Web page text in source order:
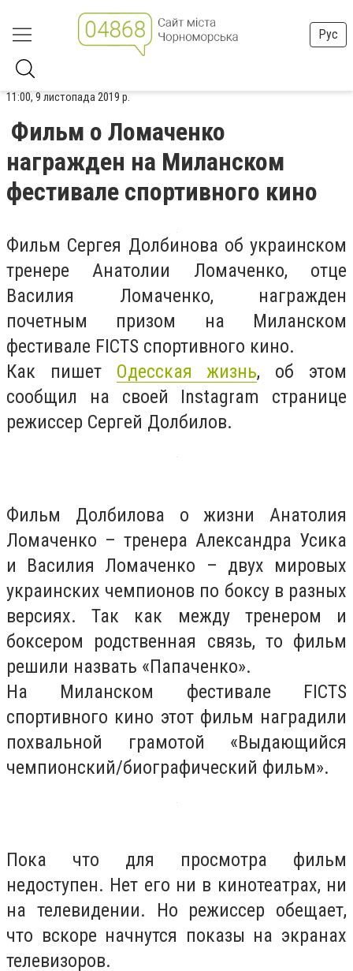
Рус
11:00, 9 листопада 2019 р.
Фильм о Ломаченко
награжден на Миланском
фестивале спортивного кино
Фильм Сергея Долбинова об украинском
тренере Анатолии Ломаченко, отце
Василия Ломаченко, награжден
почетным призом на Миланском
фестивале FICTS спортивного кино.
Как пишет Одесская жизнь, об этом
сообщил на своей Instagram странице
режиссер Сергей Долбилов.
Фильм Долбилова о жизни Анатолия
Ломаченко – тренера Александра Усика
и Василия Ломаченко – двух мировых
украинских чемпионов по боксу в разных
версиях. Так как между тренером и
боксером родственная связь, то фильм
решили назвать «Папаченко».
На Миланском фестивале FICTS
спортивного кино этот фильм наградили
похвальной грамотой «Выдающийся
чемпионский/биографический фильм».
Пока что для просмотра фильм
недоступен. Нет его ни в кинотеатрах, ни
на телевидении. Но режиссер обещает,
что вскоре начнутся показы на экранах
телевизоров.